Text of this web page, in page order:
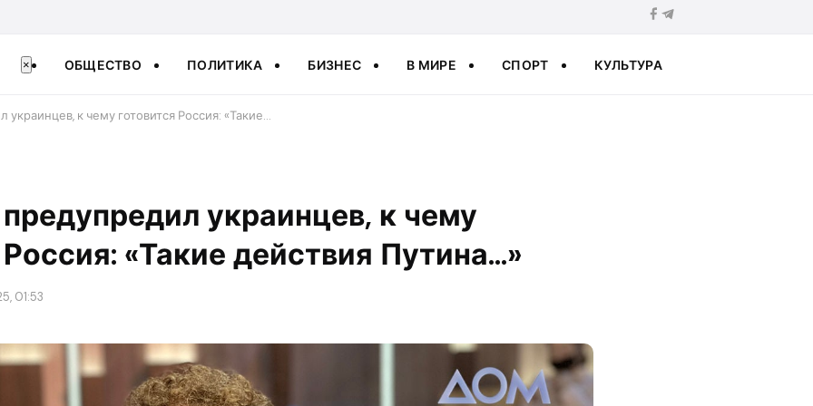
× ОБЩЕСТВО ПОЛИТИКА БИЗНЕС В МИРЕ СПОРТ КУЛЬТУРА
к чему готовится Россия: «Такие…
украинцев, к чему
Россия: «Такие действия Путина…»
01:53